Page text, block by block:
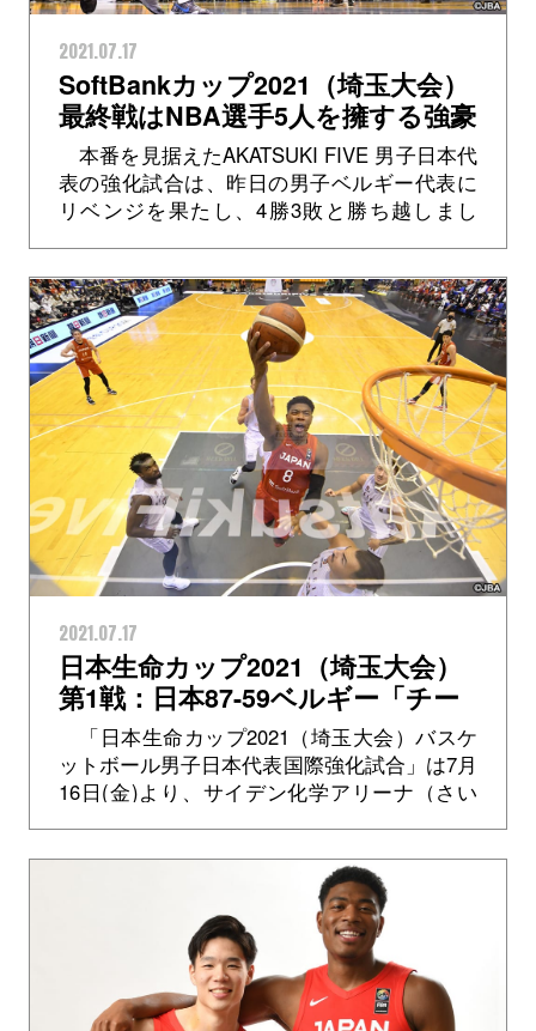
2021.07.17
SoftBankカップ2021（埼玉大会）
最終戦はNBA選手5人を擁する強豪
フランスと腕試し（7月18日
(日)13:30TIP-OFF）
本番を見据えたAKATSUKI FIVE 男子日本代
表の強化試合は、昨日の男子ベルギー代表に
リベンジを果たし、4勝3敗と勝ち越しまし
2021.07.17
日本生命カップ2021（埼玉大会）
第1戦：日本87-59ベルギー「チー
ムに自信を与えたい」八村塁選手
「日本生命カップ2021（埼玉大会）バスケ
ットボール男子日本代表国際強化試合」は7月
16日(金)より、サイデン化学アリーナ（さい